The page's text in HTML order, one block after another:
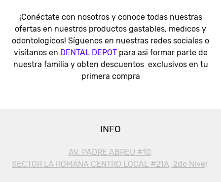
¡Conéctate con nosotros y conoce todas nuestras
ofertas en nuestros productos gastables, medicos y
odontologicos! Síguenos en nuestras redes sociales o
visítanos en DENTAL DEPOTpara asi formar parte de
nuestra familia y obten descuentos exclusivos en tu
primera compra
INFO
AV. PADRE ABREU #10,
SECTOR LA ROMANA CENTRO LOCAL #21A, 2do Nivel